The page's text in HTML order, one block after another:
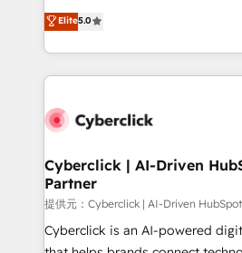
Partner and ISO 27001:2022
we blend strategy, creativity,
implementations. With 12+ years of HubSpot
experience, we help you use the
to its fullest capacity, improve
website, or build your new one.
Elite5.0
Cyberclick | AI-Driven
Partner
提供元：Cyberclick | AI-Driven
Cyberclick is an AI-powered